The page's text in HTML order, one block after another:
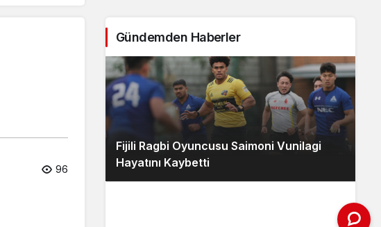
96
Gündemden Haberler
Fijili Ragbi Oyuncusu Saimoni Vunilagi
Hayatını Kaybetti